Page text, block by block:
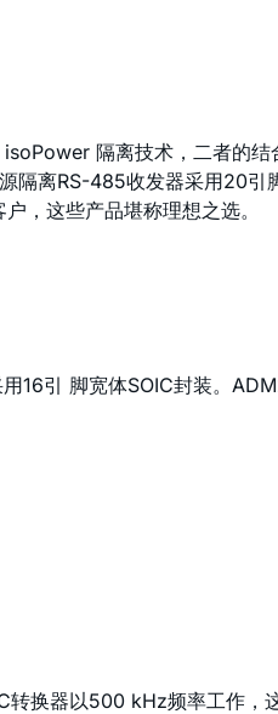
isoPower 隔离技术，二者的
隔离RS-485收发器采用20引
，这些产品堪称理想之选。
16引 脚宽体SOIC封装。
换器以500 kHz频率工作，